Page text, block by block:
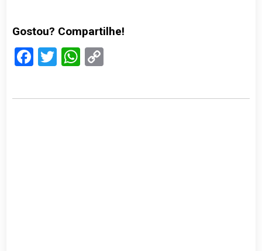
Gostou? Compartilhe!
Facebook
TwitterWhatsApp